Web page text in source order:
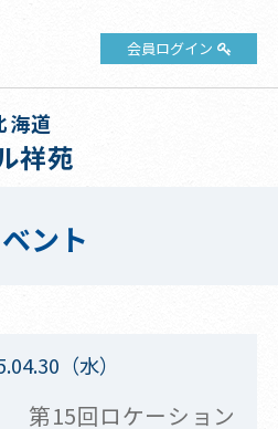
会員ログイン
海道
祥苑
ント
（水）
第15回ロケーション